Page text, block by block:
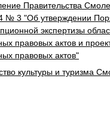
Правительства
№ 3 "Об утверждении
экспертизы
правовых актов и
правовых актов"
культуры и туризма